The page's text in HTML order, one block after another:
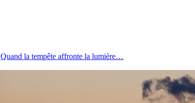
Quand la tempête affronte la lumière…